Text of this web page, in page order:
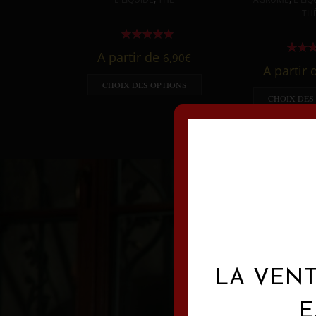
A partir de 6,90€
CHOIX DES OPTIONS
A partir
CHOIX DES
LA